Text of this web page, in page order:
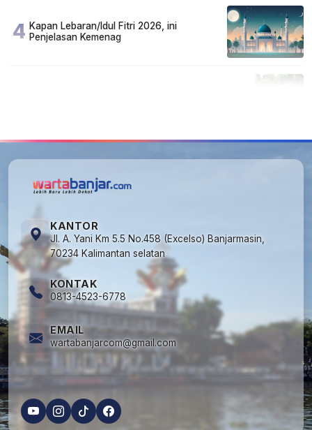
4 Kapan Lebaran/Idul Fitri 2026, ini
Penjelasan Kemenag
KANTOR
Jl. A. Yani Km 5.5 No.458 (Excelso) Banjarmasin,
70234 Kalimantan selatan
KONTAK
0813-4523-6778
EMAIL
wartabanjarcom@gmail.com